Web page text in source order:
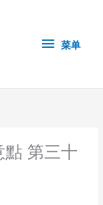
单 菜单
點 第三十